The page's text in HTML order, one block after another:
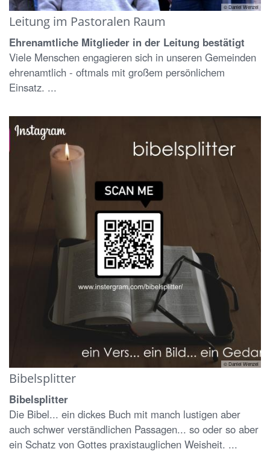
© Daniel Wenzel
Leitung im Pastoralen Raum
Ehrenamtliche Mitglieder in der Leitung bestätigt
Viele Menschen engagieren sich in unseren Gemeinden
ehrenamtlich - oftmals mit großem persönlichem
Einsatz. ...
© Daniel Wenzel
Bibelsplitter
Bibelsplitter
Die Bibel... ein dickes Buch mit manch lustigen aber
auch schwer verständlichen Passagen... so oder so aber
ein Schatz von Gottes praxistauglichen Weisheit. ...